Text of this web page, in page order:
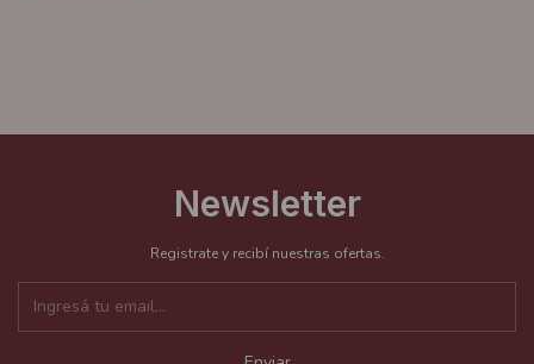
Newsletter
Registrate y recibí nuestras ofertas.